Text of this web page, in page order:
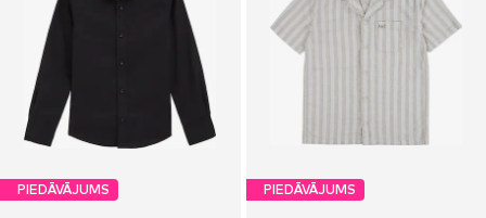
PIEDĀVĀJUMS PIEDĀVĀJUMS